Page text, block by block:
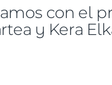
con el
y Kera
Zast!, en esta